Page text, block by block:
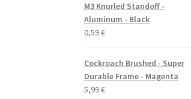
M3 Knurled Standoff -
Aluminum - Black
0,59€
Cockroach Brushed - Super
Durable Frame - Magenta
5,99€